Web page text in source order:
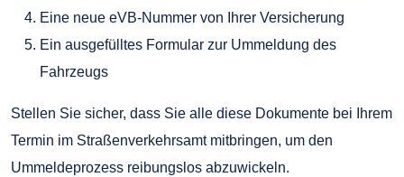
Eine neue eVB-Nummer von Ihrer Versicherung
Ein ausgefülltes Formular zur Ummeldung des
Fahrzeugs
Stellen Sie sicher, dass Sie alle diese Dokumente bei Ihrem
Termin im Straßenverkehrsamt mitbringen, um den
Ummeldeprozess reibungslos abzuwickeln.